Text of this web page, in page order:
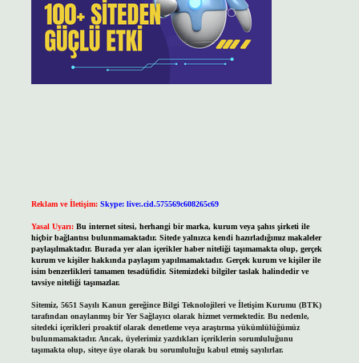
Reklam ve İletişim: Skype: live:.cid.575569c608265c69
Yasal Uyarı: Bu internet sitesi, herhangi bir marka, kurum veya şahıs şirketi ile
hiçbir bağlantısı bulunmamaktadır. Sitede yalnızca kendi hazırladığımız makaleler
paylaşılmaktadır. Burada yer alan içerikler haber niteliği taşımamakta olup, gerçek
kurum ve kişiler hakkında paylaşım yapılmamaktadır. Gerçek kurum ve kişiler ile
isim benzerlikleri tamamen tesadüfidir. Sitemizdeki bilgiler taslak halindedir ve
tavsiye niteliği taşımazlar.
Sitemiz, 5651 Sayılı Kanun gereğince Bilgi Teknolojileri ve İletişim Kurumu (BTK)
tarafından onaylanmış bir Yer Sağlayıcı olarak hizmet vermektedir. Bu nedenle,
sitedeki içerikleri proaktif olarak denetleme veya araştırma yükümlülüğümüz
bulunmamaktadır. Ancak, üyelerimiz yazdıkları içeriklerin sorumluluğunu
taşımakta olup, siteye üye olarak bu sorumluluğu kabul etmiş sayılırlar.